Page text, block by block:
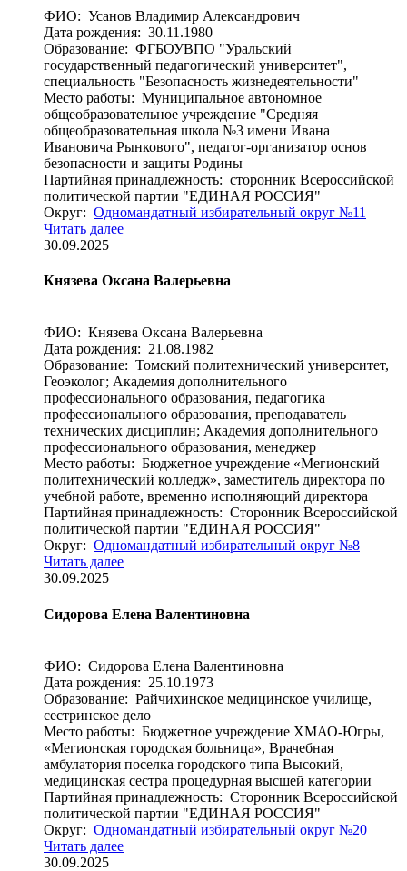
ФИО: Усанов Владимир Александрович
Дата рождения: 30.11.1980
Образование: ФГБОУВПО "Уральский
государственный педагогический университет",
специальность "Безопасность жизнедеятельности"
Место работы: Муниципальное автономное
общеобразовательное учреждение "Средняя
общеобразовательная школа №3 имени Ивана
Ивановича Рынкового", педагог-организатор основ
безопасности и защиты Родины
Партийная принадлежность: сторонник Всероссийской
политической партии "ЕДИНАЯ РОССИЯ"
Округ: Одномандатный избирательный округ №11
Читать далее
30.09.2025
Князева Оксана Валерьевна
ФИО: Князева Оксана Валерьевна
Дата рождения: 21.08.1982
Образование: Томский политехнический университет,
Геоэколог; Академия дополнительного
профессионального образования, педагогика
профессионального образования, преподаватель
технических дисциплин; Академия дополнительного
профессионального образования, менеджер
Место работы: Бюджетное учреждение «Мегионский
политехнический колледж», заместитель директора по
учебной работе, временно исполняющий директора
Партийная принадлежность: Сторонник Всероссийской
политической партии "ЕДИНАЯ РОССИЯ"
Округ: Одномандатный избирательный округ №8
Читать далее
30.09.2025
Сидорова Елена Валентиновна
ФИО: Сидорова Елена Валентиновна
Дата рождения: 25.10.1973
Образование: Райчихинское медицинское училище,
сестринское дело
Место работы: Бюджетное учреждение ХМАО-Югры,
«Мегионская городская больница», Врачебная
амбулатория поселка городского типа Высокий,
медицинская сестра процедурная высшей категории
Партийная принадлежность: Сторонник Всероссийской
политической партии "ЕДИНАЯ РОССИЯ"
Округ: Одномандатный избирательный округ №20
Читать далее
30.09.2025